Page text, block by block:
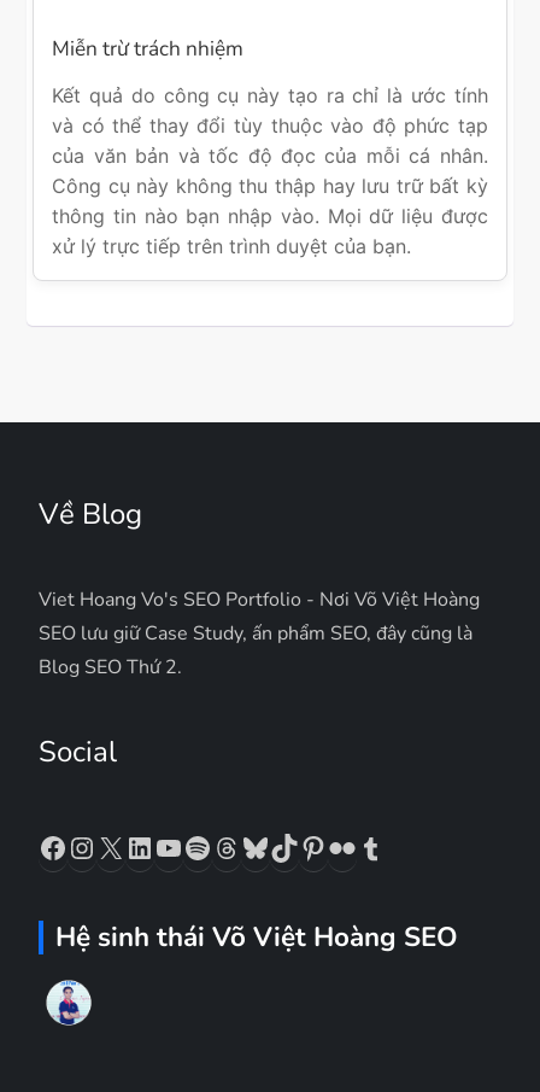
Miễn trừ trách nhiệm
Kết quả do công cụ này tạo ra chỉ là ước tính
và có thể thay đổi tùy thuộc vào độ phức tạp
của văn bản và tốc độ đọc của mỗi cá nhân.
Công cụ này không thu thập hay lưu trữ bất kỳ
thông tin nào bạn nhập vào. Mọi dữ liệu được
xử lý trực tiếp trên trình duyệt của bạn.
Về Blog
Viet Hoang Vo's SEO Portfolio - Nơi Võ Việt Hoàng
SEO lưu giữ Case Study, ấn phẩm SEO, đây cũng là
Blog SEO Thứ 2.
Social
Facebook
Instagram
X LinkedIn
YouTube
Spotify
Threads
Bluesky
TikTok
Pinterest
Flickr
Hệ sinh thái Võ Việt Hoàng SEO